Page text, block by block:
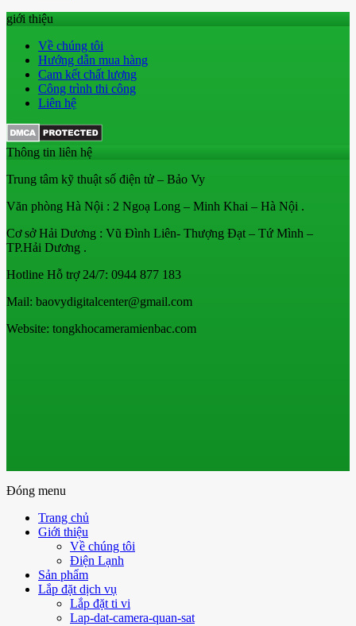
giới thiệu
Về chúng tôi
Hướng dẫn mua hàng
Cam kết chất lượng
Công trình thi công
Liên hệ
Thông tin liên hệ
Trung tâm kỹ thuật số điện tử – Bảo Vy
Văn phòng Hà Nội : 2 Ngoạ Long – Minh Khai – Hà Nội .
Cơ sở Hải Dương : Vũ Đình Liên- Thượng Đạt – Tứ Mình –
TP.Hải Dương .
Hotline Hỗ trợ 24/7: 0944 877 183
Mail: baovydigitalcenter@gmail.com
Website: tongkhocameramienbac.com
Đóng menu
Trang chủ
Giới thiệu
Về chúng tôi
Điện Lạnh
Sản phẩm
Lắp đặt dịch vụ
Lắp đặt ti vi
Lap-dat-camera-quan-sat